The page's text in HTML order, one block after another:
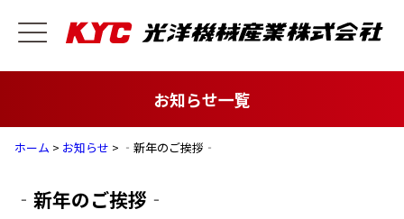
お知らせ一覧
ホーム > お知らせ > ‐新年のご挨拶‐
‐新年のご挨拶‐